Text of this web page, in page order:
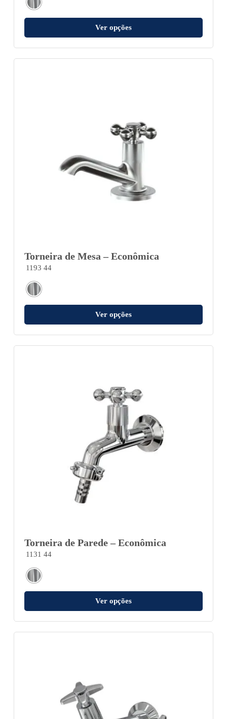
Ver opções
Torneira de Mesa – Econômica
1193 44
Ver opções
Torneira de Parede – Econômica
1131 44
Ver opções